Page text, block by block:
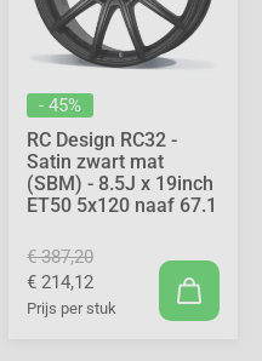
- 45%
RC Design RC32 -
Satin zwart mat
(SBM) - 8.5J x 19inch
ET50 5x120 naaf 67.1
€ 387,20
€ 214,12
Prijs per stuk